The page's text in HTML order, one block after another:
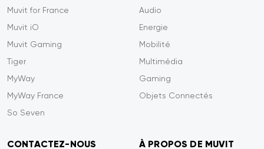
Muvit for France
Muvit iO
Muvit Gaming
Tiger
MyWay
MyWay France
So Seven
Audio
Energie
Mobilité
Multimédia
Gaming
Objets Connectés
CONTACTEZ-NOUS À PROPOS DE MUVIT